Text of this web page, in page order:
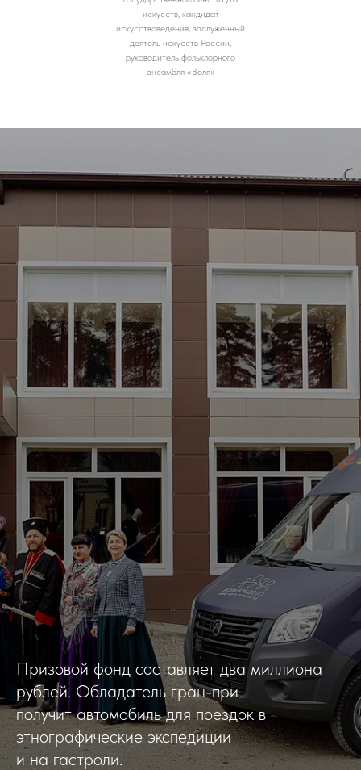
искусств, кандидат
искусствоведения, заслуженный
деятель искусств России,
руководитель фольклорного
ансамбля «Воля»
Призовой фонд составляет два миллиона
рублей. Обладатель гран-при
получит автомобиль для поездок в
этнографические экспедиции
и на гастроли.